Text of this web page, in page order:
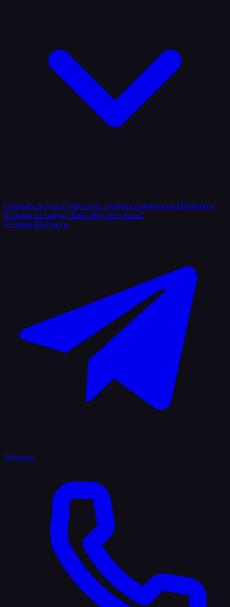
Открыть раздел О магазине Пункты самовывоза Реквизиты
Купоны на скидку Как оформить заказ?
Отзывы Контакты
Telegram